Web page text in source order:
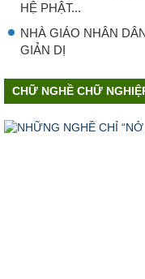
HỆ PHẬT...
NHÀ GIÁO NHÂN
GIẢN DỊ
CHỮ NGHỀ CHỮ